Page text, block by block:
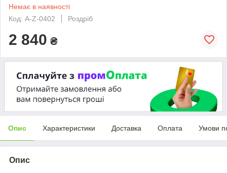
Немає в наявності
Код: A-Z-0402
Роздріб
2 840 ₴
Опис Характеристики Доставка Оплата Умови
Опис